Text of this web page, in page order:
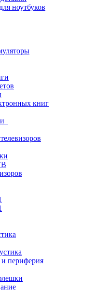
ноутбуков
книг
периферия